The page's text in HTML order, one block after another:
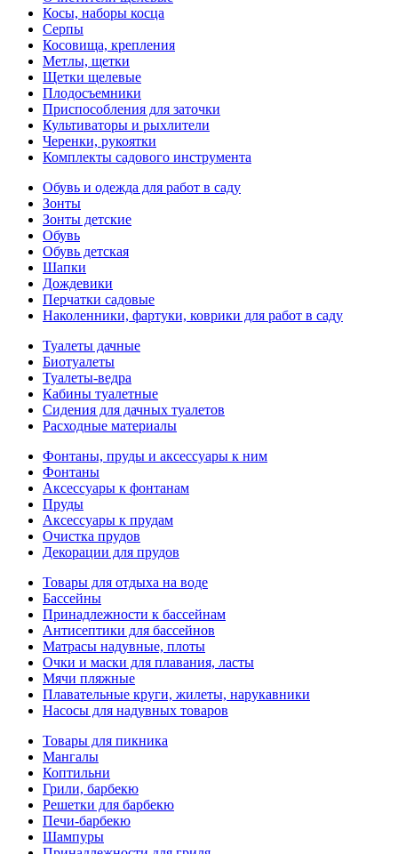
Косы, наборы косца
Серпы
Косовища, крепления
Метлы, щетки
Щетки щелевые
Плодосъемники
Приспособления для заточки
Культиваторы и рыхлители
Черенки, рукоятки
Комплекты садового инструмента
Обувь и одежда для работ в саду
Зонты
Зонты детские
Обувь
Обувь детская
Шапки
Дождевики
Перчатки садовые
Наколенники, фартуки, коврики для работ в саду
Туалеты дачные
Биотуалеты
Туалеты-ведра
Кабины туалетные
Сидения для дачных туалетов
Расходные материалы
Фонтаны, пруды и аксессуары к ним
Фонтаны
Аксессуары к фонтанам
Пруды
Аксессуары к прудам
Очистка прудов
Декорации для прудов
Товары для отдыха на воде
Бассейны
Принадлежности к бассейнам
Антисептики для бассейнов
Матраcы надувные, плоты
Очки и маски для плавания, ласты
Мячи пляжные
Плавательные круги, жилеты, нарукавники
Насосы для надувных товаров
Товары для пикника
Мангалы
Коптильни
Грили, барбекю
Решетки для барбекю
Печи-барбекю
Шампуры